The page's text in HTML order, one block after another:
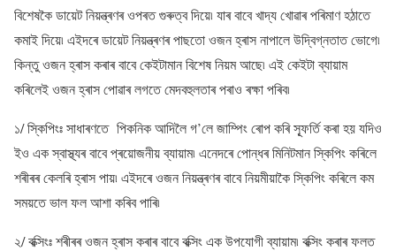
বিশেষকৈ ডায়েট নিয়ন্ত্ৰণৰ ওপৰত গুৰুত্ব দিয়ে৷ যাৰ বাবে খাদ্য খোৱাৰ পৰিমাণ হঠাতে
কমাই দিয়ে৷ এইদৰে ডায়েট নিয়ন্ত্ৰণৰ পাছতো ওজন হ্ৰাস নাপালে উদ্বিগ্নতাত ভোগে৷
কিন্তু ওজন হ্ৰাস কৰাৰ বাবে কেইটামান বিশেষ নিয়ম আছে৷ এই কেইটা ব্যায়াম
কৰিলেই ওজন হ্ৰাস পোৱাৰ লগতে মেদবহুলতাৰ পৰাও ৰক্ষা পৰিব৷
১/ স্কিপিংঃ সাধাৰণতে পিকনিক আদিলৈ গ’লে জাম্পিং ৰোপ কৰি স্ফূৰ্তি কৰা হয় যদিও
ইও এক স্বাস্থ্যৰ বাবে প্ৰয়োজনীয় ব্যায়াম৷ এনেদৰে পোন্ধৰ মিনিটমান স্কিপিং কৰিলে
শৰীৰৰ কেলৰি হ্ৰাস পায়৷ এইদৰে ওজন নিয়ন্ত্ৰণৰ বাবে নিয়মীয়াকৈ স্কিপিং কৰিলে কম
সময়তে ভাল ফল আশা কৰিব পাৰি৷
২/ বক্সিংঃ শৰীৰৰ ওজন হ্ৰাস কৰাৰ বাবে বক্সিং এক উপযোগী ব্যায়াম৷ বক্সিং কৰাৰ ফলত